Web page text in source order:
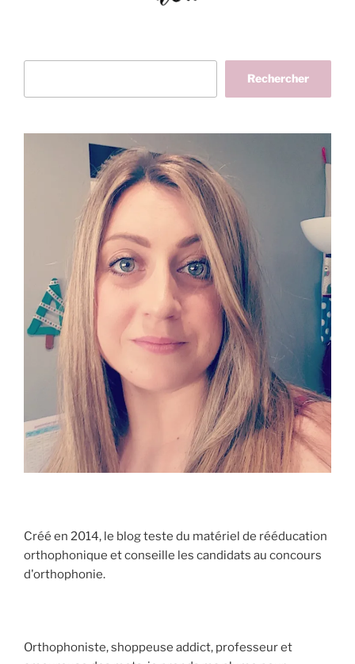
Rechercher
Créé en 2014, le blog teste du matériel de rééducation
orthophonique et conseille les candidats au concours
d'orthophonie.
Orthophoniste, shoppeuse addict, professeur et